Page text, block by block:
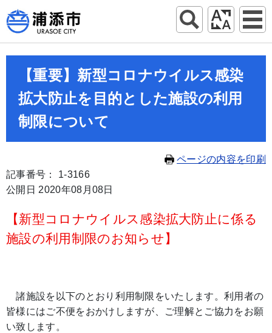
【重要】新型コロナウイルス感染
拡大防止を目的とした施設の利用
制限について
ページの内容を印刷
記事番号： 1-3166
公開日 2020年08月08日
【新型コロナウイルス感染拡大防止に係る
施設の利用制限のお知らせ】
諸施設を以下のとおり利用制限をいたします。利用者の
皆様にはご不便をおかけしますが、ご理解とご協力をお願
い致します。